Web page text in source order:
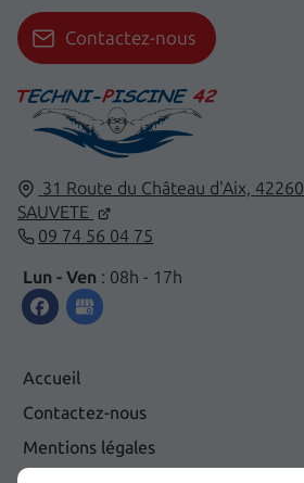
31 Route du Château d'Aix, 42260
SAUVETE
09 74 56 04 75
Lun - Ven : 08h - 17h
Accueil
Contactez-nous
Mentions légales
Contactez-nous